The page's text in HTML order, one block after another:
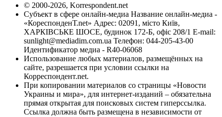
© 2000-2026, Korrespondent.net
Субъект в сфере онлайн-медиа Название онлайн-медиа -
«КореспонденТ.net» Адрес: 02091, місто Київ,
ХАРКІВСЬКЕ ШОСЕ, будинок 172-Б, офіс 208/1 E-mail:
sunlight@mediadim.com.ua Телефон: 044-205-43-00
Идентификатор медиа - R40-06068
Использование любых материалов, размещённых на
сайте, разрешается при условии ссылки на
Корреспондент.net.
При копировании материалов со страницы «Новости
Украины и мира», для интернет-изданий – обязательна
прямая открытая для поисковых систем гиперссылка.
Ссылка должна быть размещена в независимости от